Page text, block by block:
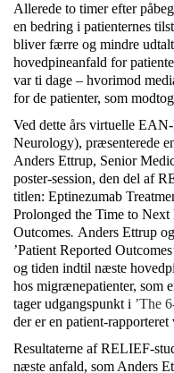
Allerede to timer efter
en bedring i patienternes
bliver færre og mindre
hovedpineanfald for
var ti dage – hvorimod
for de patienter, som
Ved dette års virtuelle
Neurology), præsenterede
Anders Ettrup, Senior
poster-session, den del af
titlen: Eptinezumab
Prolonged the Time to
Outcomes. Anders Ettrup
’Patient Reported
og tiden indtil næste
hos migrænepatienter, som
tager udgangspunkt i ’The
der er en patient-
Resultaterne af RELIEF-
næste anfald, som Anders